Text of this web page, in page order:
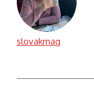
slovakmag